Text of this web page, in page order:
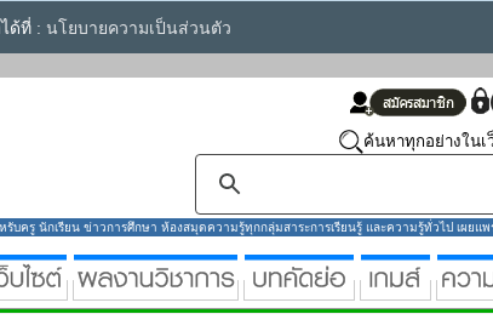
ด้ที่ : นโยบายความเป็นส่วนตัว
ค้นหาทุกอย่างในเ
บครู นักเรียน ข่าวการศึกษา ห้องสมุดความรู้ทุกกลุ่มสาระการเรียนรู้ และความรู้ทั่วไป เผยแ